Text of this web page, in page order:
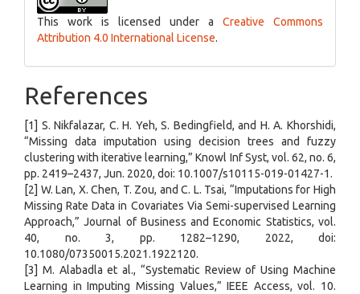
This work is licensed under a Creative Commons
Attribution 4.0 International License.
References
[1] S. Nikfalazar, C. H. Yeh, S. Bedingfield, and H. A. Khorshidi,
“Missing data imputation using decision trees and fuzzy
clustering with iterative learning,” Knowl Inf Syst, vol. 62, no. 6,
pp. 2419–2437, Jun. 2020, doi: 10.1007/s10115-019-01427-1.
[2] W. Lan, X. Chen, T. Zou, and C. L. Tsai, “Imputations for High
Missing Rate Data in Covariates Via Semi-supervised Learning
Approach,” Journal of Business and Economic Statistics, vol.
40, no. 3, pp. 1282–1290, 2022, doi:
10.1080/07350015.2021.1922120.
[3] M. Alabadla et al., “Systematic Review of Using Machine
Learning in Imputing Missing Values,” IEEE Access, vol. 10.